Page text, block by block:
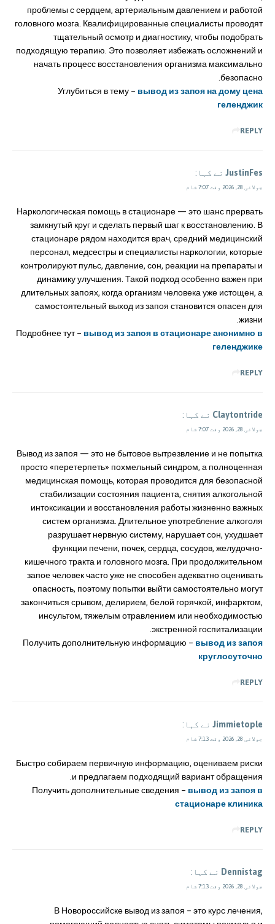
проблемы с сердцем, артериальным давлением и работой
головного мозга. Квалифицированные специалисты проводят
тщательный осмотр и диагностику, чтобы подобрать
подходящую терапию. Это позволяет избежать осложнений и
начать процесс восстановления организма максимально
безопасно.
Углубиться в тему – вывод из запоя на дому цена
геленджик
REPLY
JustinFes نے کہا:
جولائی 28, 2026 وقت 7:07 شام
Наркологическая помощь в стационаре — это шанс прервать
замкнутый круг и сделать первый шаг к восстановлению. В
стационаре рядом находится врач, средний медицинский
персонал, медсестры и специалисты наркологии, которые
контролируют пульс, давление, сон, реакции на препараты и
динамику улучшения. Такой подход особенно важен при
длительных запоях, когда организм человека уже истощен, а
самостоятельный выход из запоя становится опасен для
жизни.
Подробнее тут – вывод из запоя в стационаре анонимно в
геленджике
REPLY
Claytontride نے کہا:
جولائی 28, 2026 وقت 7:07 شام
Вывод из запоя — это не бытовое вытрезвление и не попытка
просто «перетерпеть» похмельный синдром, а полноценная
медицинская помощь, которая проводится для безопасной
стабилизации состояния пациента, снятия алкогольной
интоксикации и восстановления работы жизненно важных
систем организма. Длительное употребление алкоголя
разрушает нервную систему, нарушает сон, ухудшает
функции печени, почек, сердца, сосудов, желудочно-
кишечного тракта и головного мозга. При продолжительном
запое человек часто уже не способен адекватно оценивать
опасность, поэтому попытки выйти самостоятельно могут
закончиться срывом, делирием, белой горячкой, инфарктом,
инсультом, тяжелым отравлением или необходимостью
экстренной госпитализации.
Получить дополнительную информацию – вывод из запоя
круглосуточно
REPLY
Jimmietople نے کہا:
جولائی 28, 2026 وقت 7:13 شام
Быстро собираем первичную информацию, оцениваем риски
и предлагаем подходящий вариант обращения.
Получить дополнительные сведения – вывод из запоя в
стационаре клиника
REPLY
Dennistag نے کہا:
جولائی 28, 2026 وقت 7:13 شام
В Новороссийске вывод из запоя – это курс лечения,